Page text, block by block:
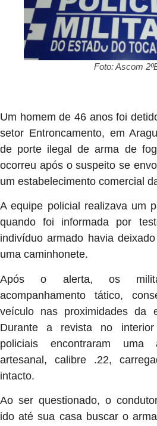
Foto: Ascom
Um homem de 46 anos foi
setor Entroncamento, em
de porte ilegal de arma de
ocorreu após o suspeito se
um estabelecimento comercial
A equipe policial realizava um
quando foi informada por
indivíduo armado havia
uma caminhonete.
Após o alerta, os
acompanhamento tático,
veículo nas proximidades da
Durante a revista no
policiais encontraram uma
artesanal, calibre .22,
intacto.
Ao ser questionado, o
ido até sua casa buscar o